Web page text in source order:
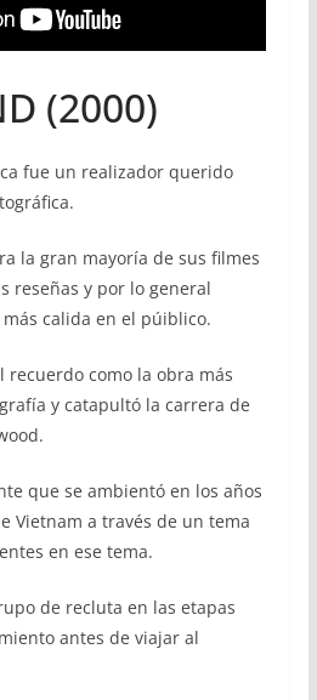
(2000)
fue un realizador querido
la gran mayoría de sus filmes
reseñas y por lo general
calida en el púiblico.
recuerdo como la obra más
y catapultó la carrera de
que se ambientó en los años
Vietnam a través de un tema
en ese tema.
de recluta en las etapas
antes de viajar al